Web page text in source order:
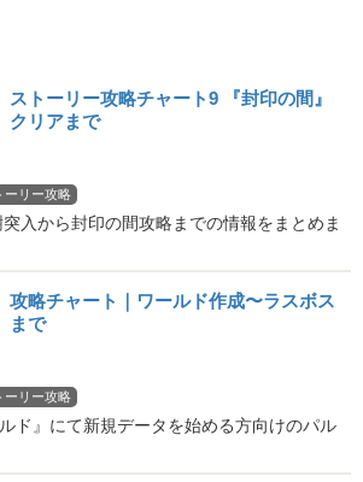
ストーリー攻略チャート9 『封印の間』
クリアまで
ーリー攻略
入から封印の間攻略までの情報をまとめま
攻略チャート｜ワールド作成〜ラスボス
まで
ーリー攻略
ド』にて新規データを始める方向けのパル